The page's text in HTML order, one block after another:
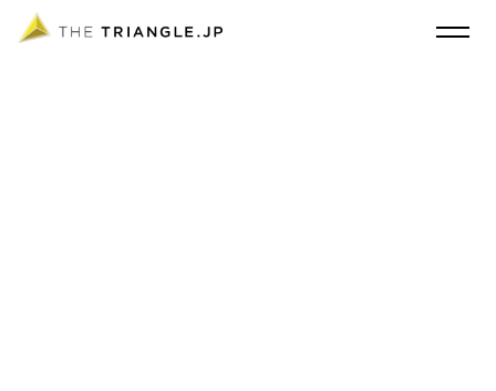
東京・上海の空間デザインスタジオ THE TRIANGLE.JP